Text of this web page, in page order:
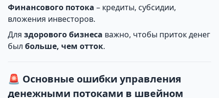
Финансового потока – кредиты, субсидии,
вложения инвесторов.
Для здорового бизнеса важно, чтобы приток денег
был больше, чем отток.
🚨 Основные ошибки управления
денежными потоками в швейном